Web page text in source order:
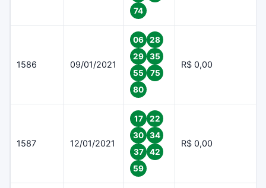
74
1586 09/01/2021
06
28
29
35
55
75
80
R$ 0,00
1587 12/01/2021
17
22
30
34
37
42
59
R$ 0,00